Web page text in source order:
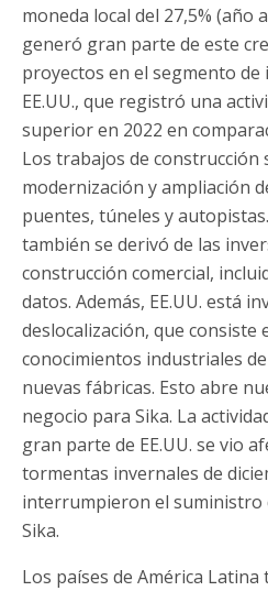
moneda local del 27,5% (año
generó gran parte de este
proyectos en el segmento
EE.UU., que registró una
superior en 2022 en
Los trabajos de construcción
modernización y ampliación
puentes, túneles y
también se derivó de las
construcción comercial,
datos. Además, EE.UU. está
deslocalización, que consiste
conocimientos industriales
nuevas fábricas. Esto abre
negocio para Sika. La
gran parte de EE.UU. se vio
tormentas invernales de
interrumpieron el suministro
Sika.
Los países de América